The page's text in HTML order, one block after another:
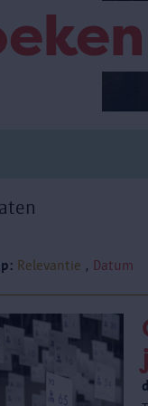
Relevantie Datum